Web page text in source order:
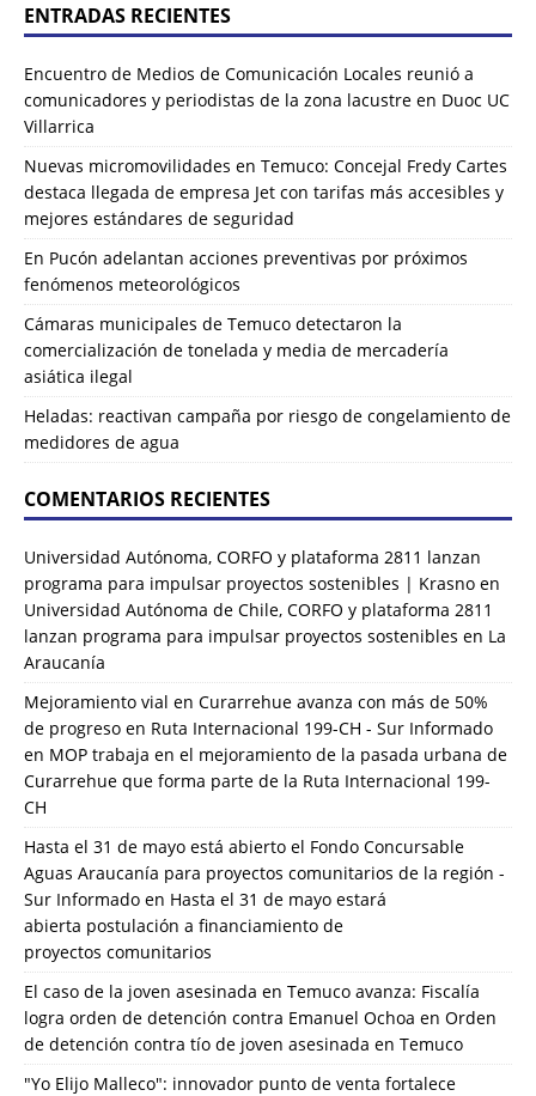
ENTRADAS RECIENTES
Encuentro de Medios de Comunicación Locales reunió a
comunicadores y periodistas de la zona lacustre en Duoc UC
Villarrica
Nuevas micromovilidades en Temuco: Concejal Fredy Cartes
destaca llegada de empresa Jet con tarifas más accesibles y
mejores estándares de seguridad
En Pucón adelantan acciones preventivas por próximos
fenómenos meteorológicos
Cámaras municipales de Temuco detectaron la
comercialización de tonelada y media de mercadería
asiática ilegal
Heladas: reactivan campaña por riesgo de congelamiento de
medidores de agua
COMENTARIOS RECIENTES
Universidad Autónoma, CORFO y plataforma 2811 lanzan
programa para impulsar proyectos sostenibles | Krasno en
Universidad Autónoma de Chile, CORFO y plataforma 2811
lanzan programa para impulsar proyectos sostenibles en La
Araucanía
Mejoramiento vial en Curarrehue avanza con más de 50%
de progreso en Ruta Internacional 199-CH - Sur Informado
en MOP trabaja en el mejoramiento de la pasada urbana de
Curarrehue que forma parte de la Ruta Internacional 199-
CH
Hasta el 31 de mayo está abierto el Fondo Concursable
Aguas Araucanía para proyectos comunitarios de la región -
Sur Informado en Hasta el 31 de mayo estará
abierta postulación a financiamiento de
proyectos comunitarios
El caso de la joven asesinada en Temuco avanza: Fiscalía
logra orden de detención contra Emanuel Ochoa en Orden
de detención contra tío de joven asesinada en Temuco
"Yo Elijo Malleco": innovador punto de venta fortalece